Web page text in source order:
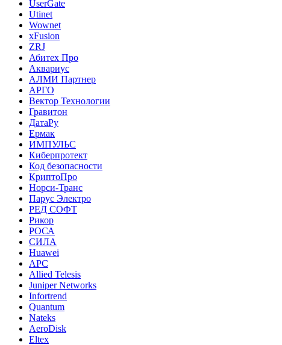
UserGate
Utinet
Wownet
xFusion
ZRJ
Абитех Про
Аквариус
АЛМИ Партнер
АРГО
Вектор Технологии
Гравитон
ДатаРу
Ермак
ИМПУЛЬС
Киберпротект
Код безопасности
КриптоПро
Норси-Транс
Парус Электро
РЕД СОФТ
Рикор
РОСА
СИЛА
Huawei
APC
Allied Telesis
Juniper Networks
Infortrend
Quantum
Nateks
AeroDisk
Eltex